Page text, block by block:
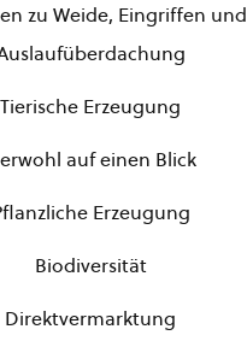
zu Weide, Eingriffen und
Tierische Erzeugung
auf einen Blick
Erzeugung
Biodiversität
Direktvermarktung